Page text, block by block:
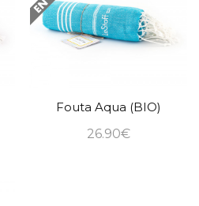
Fouta Aqua (BIO)
26.90€